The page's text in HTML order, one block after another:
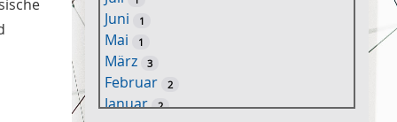
r
u
c
Juni 1
Mai 1
März 3
Februar 2
Januar 2